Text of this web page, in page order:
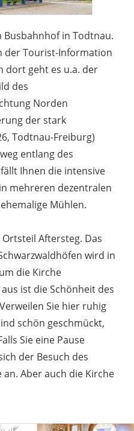
Busbahnhof in Todtnau.
der Tourist-Information
dort geht es u.a. der
des
Norden
der stark
Todtnau-Freiburg)
entlang des
Ihnen die intensive
mehreren dezentralen
Mühlen.
Aftersteg. Das
wird in
die Kirche
ist die Schönheit des
Sie hier ruhig
schön geschmückt,
Sie eine Pause
der Besuch des
Aber auch die Kirche